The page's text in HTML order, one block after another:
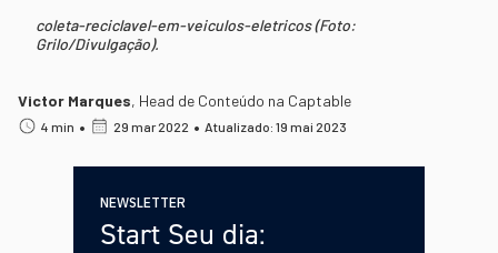
coleta-reciclavel-em-veiculos-eletricos (Foto:
Grilo/Divulgação).
Victor Marques, Head de Conteúdo na Captable
4 min • 29 mar 2022 • Atualizado: 19 mai 2023
NEWSLETTER
Start Seu dia: